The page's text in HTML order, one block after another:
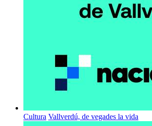
Cultura Vallverdú, de vegades la vida